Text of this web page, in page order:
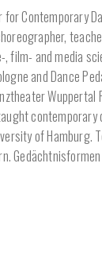
Contemporary
film- and media
and Dance
contemporary
of Hamburg.